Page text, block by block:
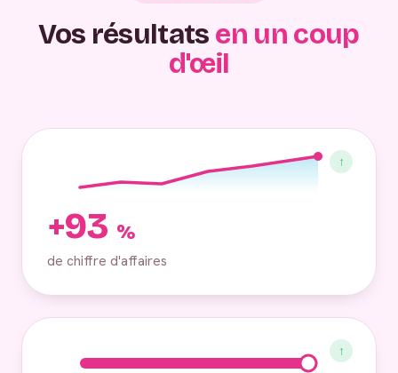
Vos résultats en un coup
d'œil
↑
+93 %
de chiffre d'affaires
↑